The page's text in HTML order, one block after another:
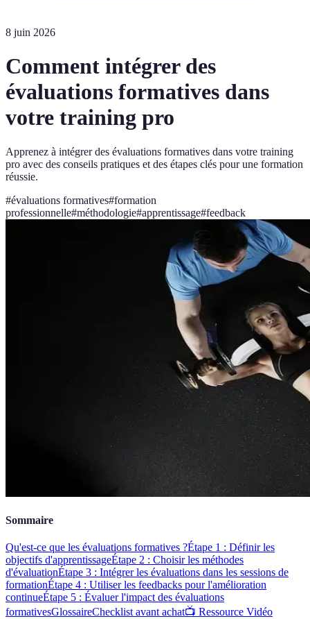
8 juin 2026
Comment intégrer des
évaluations formatives dans
votre training pro
Apprenez à intégrer des évaluations formatives dans votre training
pro avec des conseils pratiques et des étapes clés pour une formation
réussie.
#évaluations formatives#formation
professionnelle#méthodologie#apprentissage#feedback
Sommaire
Qu'est-ce que les évaluations formatives ?Étape 1 : Définir les
objectifs d'apprentissageÉtape 2 : Choisir les méthodes
d'évaluationÉtape 3 : Intégrer les évaluations dans les sessions de
formationÉtape 4 : Utiliser les feedbacks pour l'amélioration
continueÉtape 5 : Évaluer l'impact des évaluations
formativesGlossaireChecklist avant achat📺 Ressource Vidéo